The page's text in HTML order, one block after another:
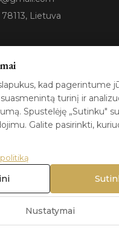
Lietuva
100%
Authentic
teisės saugomos. |
Naudojimo sąlygos
kad pagerintume
turinį ir
Spustelėję „Sutinku"
Galite pasirinkti,
Nustatymai